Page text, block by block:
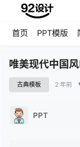
首页 PPT模版
唯美现代中国
古典模板 2 年前
PPT